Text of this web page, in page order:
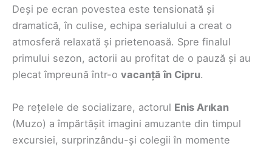
Deși pe ecran povestea este tensionată și
dramatică, în culise, echipa serialului a creat o
atmosferă relaxată și prietenoasă. Spre finalul
primului sezon, actorii au profitat de o pauză și au
plecat împreună într-o vacanță în Cipru.
Pe rețelele de socializare, actorul Enis Arıkan
(Muzo) a împărtășit imagini amuzante din timpul
excursiei, surprinzându-și colegii în momente